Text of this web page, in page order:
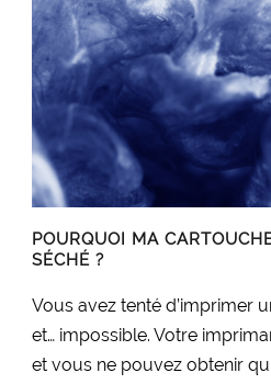
POURQUOI MA
SÉCHÉ ?
Vous avez tenté d’imprimer
et… impossible. Votre
et vous ne pouvez obtenir